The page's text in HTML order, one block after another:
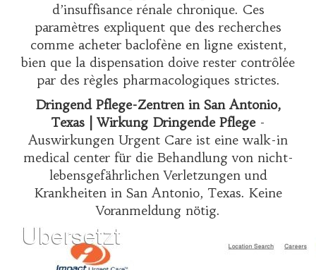
d’insuffisance rénale chronique. Ces
paramètres expliquent que des recherches
comme acheter baclofène en ligneexistent,
bien que la dispensation doive rester contrôlée
par des règles pharmacologiques strictes.
Dringend Pflege-Zentren in San Antonio,
Texas | Wirkung Dringende Pflege-
Auswirkungen Urgent Care ist eine walk-in
medical center für die Behandlung von nicht-
lebensgefährlichen Verletzungen und
Krankheiten in San Antonio, Texas. Keine
Voranmeldung nötig.